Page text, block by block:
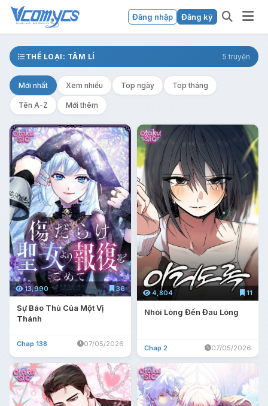
Đăng nhập Đăng ký
THỂ LOẠI: TÂM LÍ 5 truyện
Mới nhất Xem nhiều Top ngày Top tháng
Tên A-Z Mới thêm
13,990 36
Sự Báo Thù Của Một Vị
Thánh
Chap 138 07/05/2026
4,804 11
Nhói Lòng Đến Đau Lòng
Chap 2 07/05/2026